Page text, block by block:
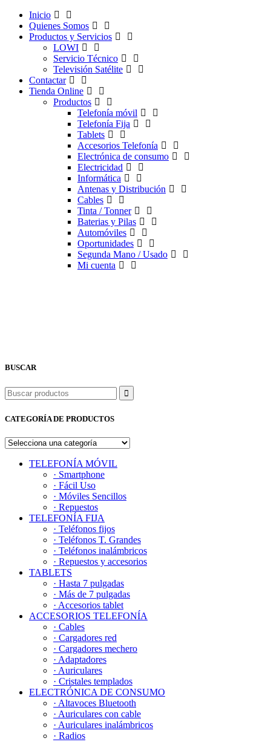
Inicio
Quienes Somos
Productos y Servicios
LOWI
Servicio Técnico
Televisión Satélite
Contactar
Tienda Online
Productos
Telefonía móvil
Telefonía Fija
Tablets
Accesorios Telefonía
Electrónica de consumo
Electricidad
Informática
Antenas y Distribución
Cables
Tinta / Tonner
Baterias y Pilas
Automóviles
Oportunidades
Segunda Mano / Usado
Mi cuenta
BUSCAR
Buscar
CATEGORÍA DE PRODUCTOS
TELEFONÍA MÓVIL
· Smartphone
· Fácil Uso
· Móviles Sencillos
· Repuestos
TELEFONÍA FIJA
· Teléfonos fijos
· Teléfonos T. Grandes
· Teléfonos inalámbricos
· Repuestos y accesorios
TABLETS
· Hasta 7 pulgadas
· Más de 7 pulgadas
· Accesorios tablet
ACCESORIOS TELEFONÍA
· Cables
· Cargadores red
· Cargadores mechero
· Adaptadores
· Auriculares
· Cristales templados
ELECTRÓNICA DE CONSUMO
· Altavoces Bluetooth
· Auriculares con cable
· Auriculares inalámbricos
· Radios